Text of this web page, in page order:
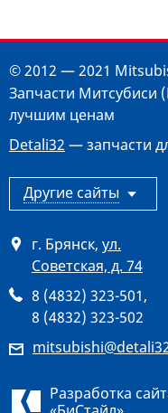
© 2012 — 2021
Запчасти Митсубиси
лучшим ценам
Detali32 — запчасти
Другие сайты
г. Брянск, ул.
Советская, д. 74
8 (4832) 323-501,
8 (4832) 323-502
Разработка